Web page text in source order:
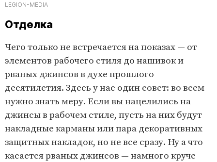
LEGION-MEDIA
Отделка
Чего только не встречается на показах — от
элементов рабочего стиля до нашивок и
рваных джинсов в духе прошлого
десятилетия. Здесь у нас один совет: во всем
нужно знать меру. Если вы нацелились на
джинсы в рабочем стиле, пусть на них будут
накладные карманы или пара декоративных
защитных накладок, но не все сразу. Ну а что
касается рваных джинсов — намного круче